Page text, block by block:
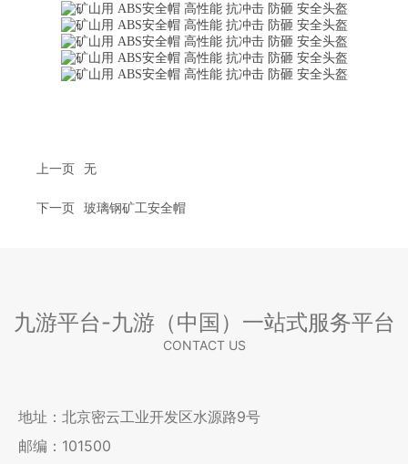
上一页 无
下一页 玻璃钢矿工安全帽
九游平台-九游（中国）一站式服务平台
CONTACT US
地址：北京密云工业开发区水源路9号
邮编：101500